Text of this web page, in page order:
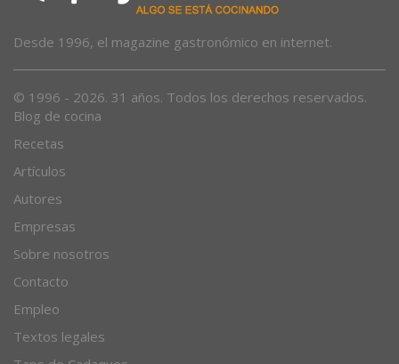
Desde 1996, el magazine gastronómico en internet.
© 1996 - 2026. 31 años. Todos los derechos reservados.
Blog de cocina
Recetas
Artículos
Autores
Empresas
Sobre nosotros
Contacto
Empleo
Textos legales